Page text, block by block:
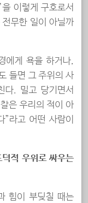
이렇게 구호로서
무한 일이 아닐까
에게 욕을 하거나,
들면 그 주위의 사
다. 밀고 당기면서
은 우리의 적이 아
라고 어떤 사람이
적 우위로 싸우는
힘이 부딪칠 때는